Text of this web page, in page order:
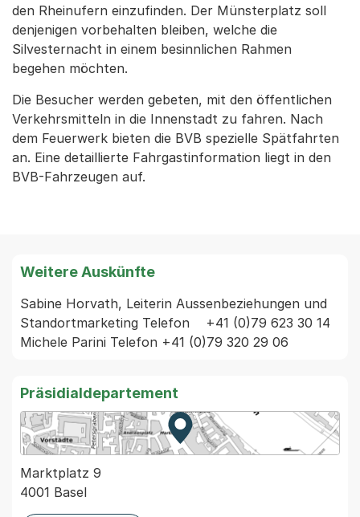
den Rheinufern einzufinden. Der Münsterplatz soll
denjenigen vorbehalten bleiben, welche die
Silvesternacht in einem besinnlichen Rahmen
begehen möchten.
Die Besucher werden gebeten, mit den öffentlichen
Verkehrsmitteln in die Innenstadt zu fahren. Nach
dem Feuerwerk bieten die BVB spezielle Spätfahrten
an. Eine detaillierte Fahrgastinformation liegt in den
BVB-Fahrzeugen auf.
Weitere Auskünfte
Sabine Horvath, Leiterin Aussenbeziehungen und
Standortmarketing Telefon    +41 (0)79 623 30 14
Michele Parini Telefon +41 (0)79 320 29 06
Präsidialdepartement
Zur Karte von MapBS.
Externer Link, wird in einem
Marktplatz 9
4001 Basel